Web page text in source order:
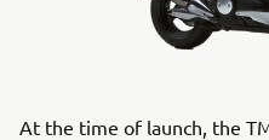
At the time of launch, the